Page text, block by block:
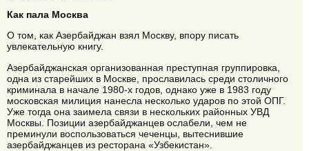
Как пала Москва
О том, как Азербайджан взял Москву, впору писать
увлекательную книгу.
Азербайджанская организованная преступная группировка,
одна из старейших в Москве, прославилась среди столичного
криминала в начале 1980-х годов, однако уже в 1983 году
московская милиция нанесла несколько ударов по этой ОПГ.
Уже тогда она заимела связи в нескольких районных УВД
Москвы. Позиции азербайджанцев ослабели, чем не
преминули воспользоваться чеченцы, вытеснившие
азербайджанцев из ресторана «Узбекистан».